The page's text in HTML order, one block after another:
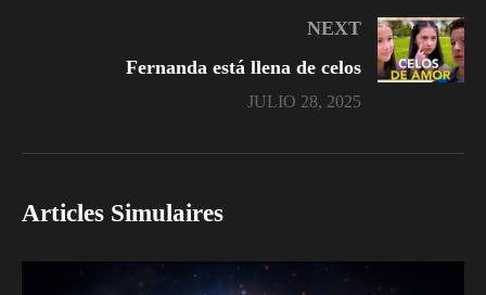
NEXT
Fernanda está llena de celos
JULIO 28, 2025
Articles Simulaires